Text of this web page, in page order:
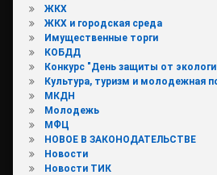
ЖКХ
ЖКХ и городская среда
Имущественные торги
КОБДД
Конкурс "День защиты от
Культура, туризм и молодежная
МКДН
Молодежь
МФЦ
НОВОЕ В ЗАКОНОДАТЕЛЬСТВЕ
Новости
Новости ТИК